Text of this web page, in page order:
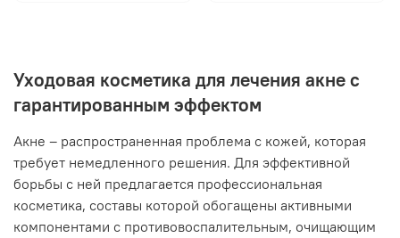
Уходовая косметика для лечения акне с
гарантированным эффектом
Акне – распространенная проблема с кожей, которая
требует немедленного решения. Для эффективной
борьбы с ней предлагается профессиональная
косметика, составы которой обогащены активными
компонентами с противовоспалительным, очищающим